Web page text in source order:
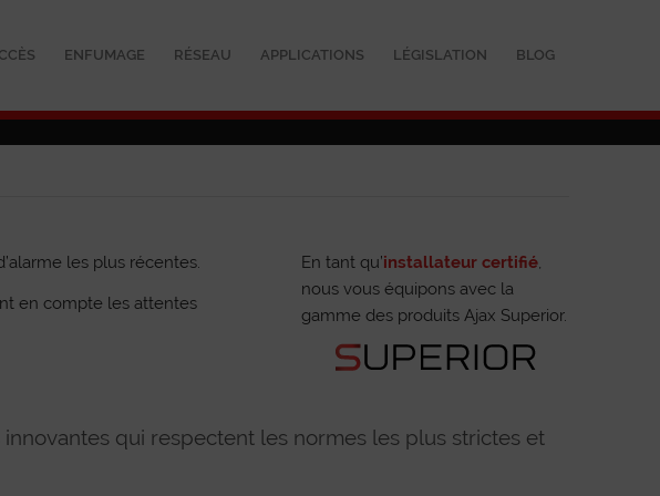
ENFUMAGE RÉSEAU APPLICATIONS LÉGISLATION BLOG
les plus récentes.
en compte les attentes
En tant qu’installateur certifié,
nous vous équipons avec la
gamme des produits Ajax Superior.
qui respectent les normes les plus strictes et